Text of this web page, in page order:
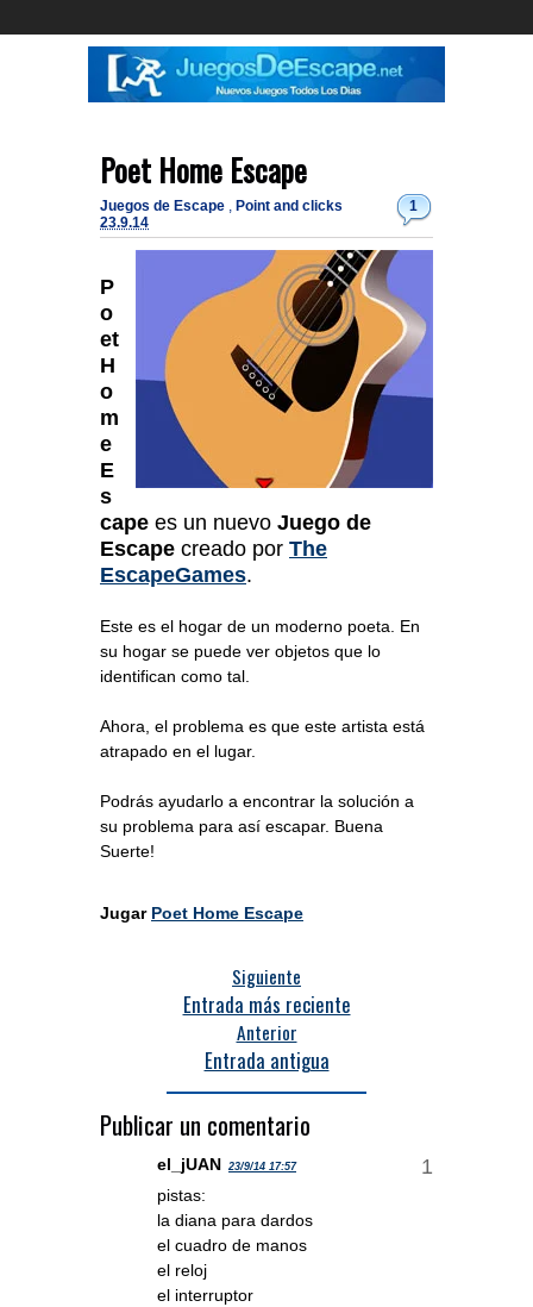
Poet Home Escape
1
Juegos de Escape , Point and clicks
23.9.14
P
o
et
H
o
m
e
E
s
cape es un nuevo Juego de
Escape creado por The
EscapeGames.
Este es el hogar de un moderno poeta. En
su hogar se puede ver objetos que lo
identifican como tal.
Ahora, el problema es que este artista está
atrapado en el lugar.
Podrás ayudarlo a encontrar la solución a
su problema para así escapar. Buena
Suerte!
Jugar Poet Home Escape
Siguiente
Entrada más reciente
Anterior
Entrada antigua
Publicar un comentario
el_jUAN 23/9/14 17:57
pistas:
la diana para dardos
el cuadro de manos
el reloj
el interruptor